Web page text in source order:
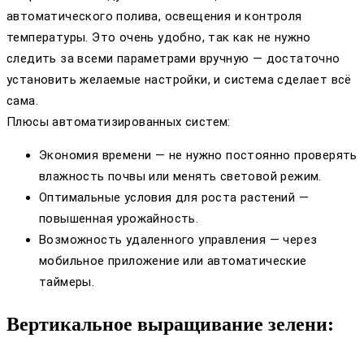
автоматического полива, освещения и контроля
температуры. Это очень удобно, так как не нужно
следить за всеми параметрами вручную — достаточно
установить желаемые настройки, и система сделает всё
сама.
Плюсы автоматизированных систем:
Экономия времени — не нужно постоянно проверять
влажность почвы или менять световой режим.
Оптимальные условия для роста растений —
повышенная урожайность.
Возможность удаленного управления — через
мобильное приложение или автоматические
таймеры.
Вертикальное выращивание зелени: